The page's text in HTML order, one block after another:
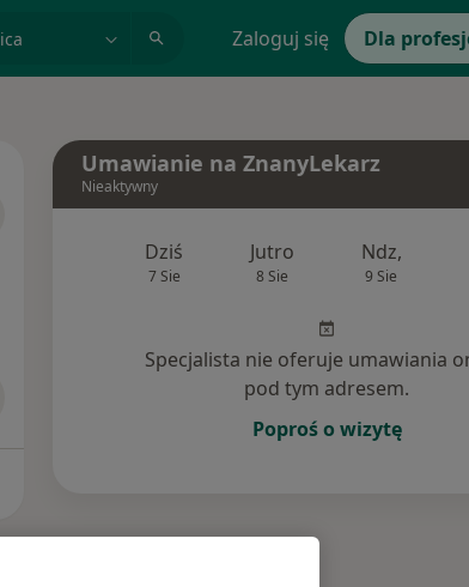
Zaloguj się Dla
Umawianie na ZnanyLekarz
Nieaktywny
Dziś
7 Sie
Jutro
8 Sie
Ndz,
9 Sie
Specjalista nie oferuje umawiania
pod tym adresem.
Poproś o wizytę